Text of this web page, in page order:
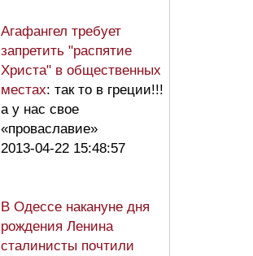
Агафангел требует
запретить "распятие
Христа" в общественных
местах: так то в греции!!!
а у нас свое
«проваславие»
2013-04-22 15:48:57
В Одессе накануне дня
рождения Ленина
сталинисты почтили